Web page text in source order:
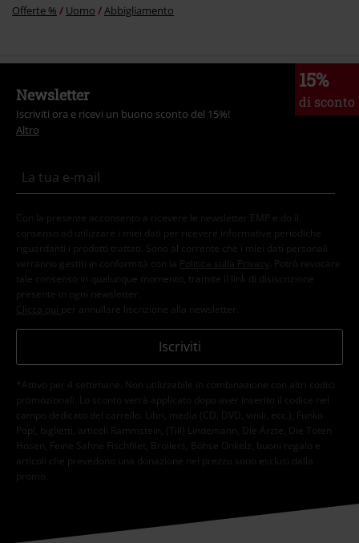
Offerte % Uomo Abbigliamento
15%
di sconto
Newsletter
Iscriviti ora e ricevi un buono sconto del 15%!
Altro
Con la presente acconsento a ricevere le newsletter EMP e do il
consenso ad utilizzare i miei dati per ricevere informative periodiche
riguardanti i prodotti trattati. Sono al corrente che i miei dati personali
verranno gestiti in conformità con la
Politica sulla Privacy
. Potrò revocare
tale consenso in qualunque momento, tramite il link di disiscrizione
presente in ogni newsletter.
Clicca qui per annullare liscrizione alla newsletter.
Iscriviti
*Attivo per 4 settimane. Non utilizzabile in combinazione con altri codici
promozionali. Lo sconto verrà applicato dopo aver inserito il codice nel
campo dedicato del carrello. Libri, media (CD, DVD, vinili, ecc.), Funko
Pop!, biglietti, articoli Rammstein, (Till) Lindemann, Die Ärzte, Die Toten
Hosen, Feine Sahne Fischfilet, Broilers, Böhse Onkelz, buoni regalo e
articoli che prevedono una donazione nel prezzo sono esclusi dalla
promo.